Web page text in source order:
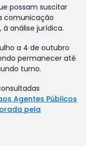
possam suscitar
comunicação
análise jurídica.
a 4 de outubro
permanecer até
turno.
Agentes Públicos
pela